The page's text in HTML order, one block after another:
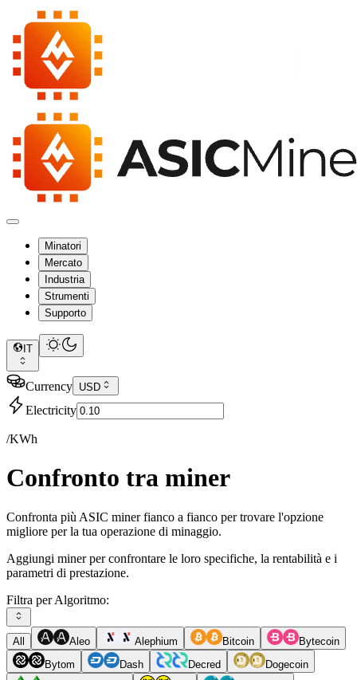
Minatori
Mercato
Industria
Strumenti
Supporto
IT
Currency USD
Electricity
/KWh
Confronto tra miner
Confronta più ASIC miner fianco a fianco per trovare l'opzione
migliore per la tua operazione di minaggio.
Aggiungi miner per confrontare le loro specifiche, la rentabilità e i
parametri di prestazione.
Filtra per Algoritmo:
All Aleo Alephium Bitcoin
Bytecoin
Bytom
Dash Decred
Dogecoin